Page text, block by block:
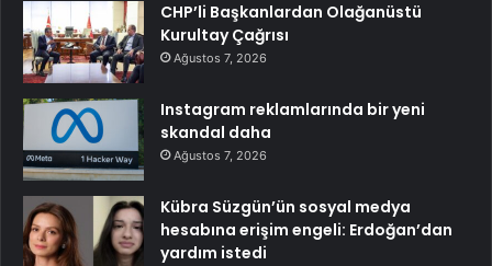
CHP’li Başkanlardan Olağanüstü
Kurultay Çağrısı
Ağustos 7, 2026
Instagram reklamlarında bir yeni
skandal daha
Ağustos 7, 2026
Kübra Süzgün’ün sosyal medya
hesabına erişim engeli: Erdoğan’dan
yardım istedi